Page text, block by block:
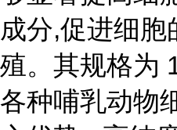
成分,促进细胞
殖。其规格为
各种哺乳动物